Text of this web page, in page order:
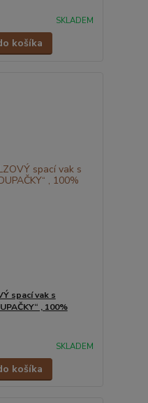
SKLADEM
košíka
spací vak s
, 100%
SKLADEM
košíka